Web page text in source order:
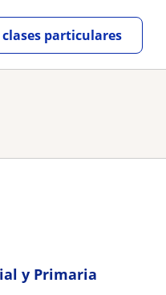
clases particulares
y Primaria